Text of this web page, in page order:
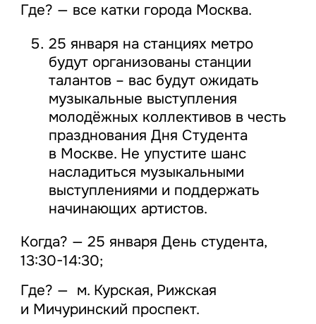
Где? — все катки города Москва.
25 января на станциях метро
будут организованы станции
талантов – вас будут ожидать
музыкальные выступления
молодёжных коллективов в честь
празднования Дня Студента
в Москве. Не упустите шанс
насладиться музыкальными
выступлениями и поддержать
начинающих артистов.
Когда? — 25 января День студента,
13:30-14:30;
Где? — м. Курская, Рижская
и Мичуринский проспект.